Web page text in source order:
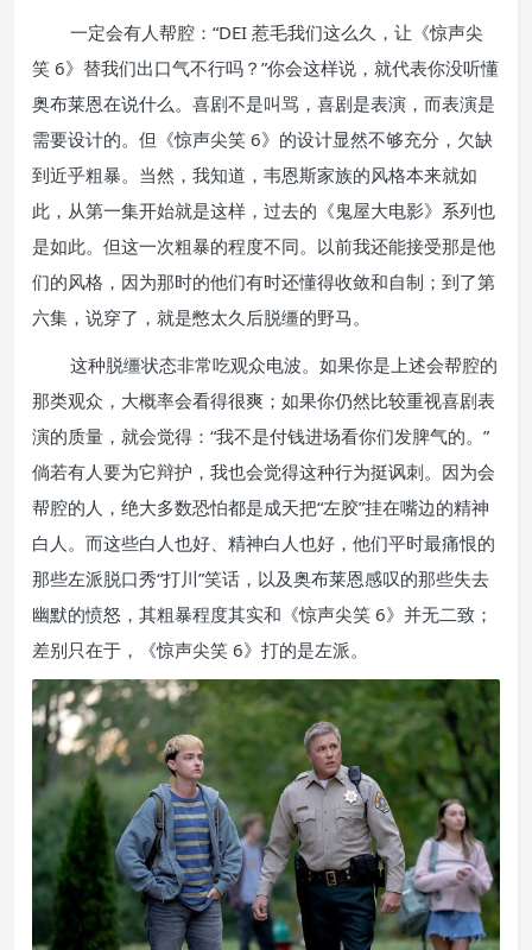
一定会有人帮腔：“DEI 惹毛我们这么久，让《惊声尖
笑 6》替我们出口气不行吗？”你会这样说，就代表你没听懂
奥布莱恩在说什么。喜剧不是叫骂，喜剧是表演，而表演是
需要设计的。但《惊声尖笑 6》的设计显然不够充分，欠缺
到近乎粗暴。当然，我知道，韦恩斯家族的风格本来就如
此，从第一集开始就是这样，过去的《鬼屋大电影》系列也
是如此。但这一次粗暴的程度不同。以前我还能接受那是他
们的风格，因为那时的他们有时还懂得收敛和自制；到了第
六集，说穿了，就是憋太久后脱缰的野马。
这种脱缰状态非常吃观众电波。如果你是上述会帮腔的
那类观众，大概率会看得很爽；如果你仍然比较重视喜剧表
演的质量，就会觉得：“我不是付钱进场看你们发脾气的。”
倘若有人要为它辩护，我也会觉得这种行为挺讽刺。因为会
帮腔的人，绝大多数恐怕都是成天把“左胶”挂在嘴边的精神
白人。而这些白人也好、精神白人也好，他们平时最痛恨的
那些左派脱口秀“打川”笑话，以及奥布莱恩感叹的那些失去
幽默的愤怒，其粗暴程度其实和《惊声尖笑 6》并无二致；
差别只在于，《惊声尖笑 6》打的是左派。